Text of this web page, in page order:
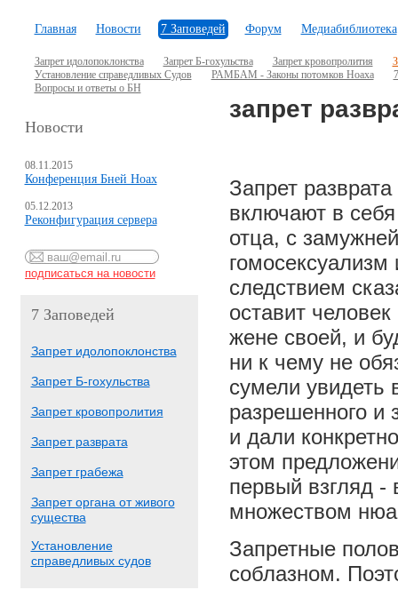
Главная Новости 7 Заповедей Форум Медиабиблиотека
Запрет идолопоклонства Запрет Б-гохульства Запрет кровопролития
Установление справедливых Судов
РАМБАМ - Законы потомков Ноаха
Вопросы и ответы о БН
Новости
08.11.2015
Конференция Бней Ноах
05.12.2013
Реконфигурация сервера
7 Заповедей
Запрет идолопоклонства
Запрет Б-гохульства
Запрет кровопролития
Запрет разврата
Запрет грабежа
Запрет органа от живого
существа
Установление
справедливых судов
запрет
Запрет
включают в
отца, с
гомосексуализм
следствием
оставит
жене своей, и
ни к чему не
сумели увидеть
разрешенного и
и дали
этом
первый взгляд -
множеством
Запретные
соблазном.